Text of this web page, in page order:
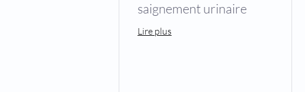
saignement urinaire
Lire plus